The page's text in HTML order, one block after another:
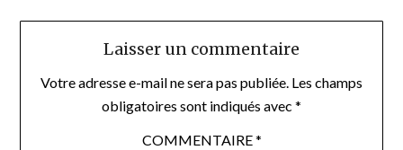
Laisser un commentaire
Votre adresse e-mail ne sera pas publiée. Les champs
obligatoires sont indiqués avec *
COMMENTAIRE*